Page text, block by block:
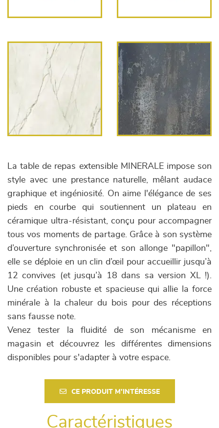
La table de repas extensible MINERALE impose son
style avec une prestance naturelle, mêlant audace
graphique et ingéniosité. On aime l'élégance de ses
pieds en courbe qui soutiennent un plateau en
céramique ultra-résistant, conçu pour accompagner
tous vos moments de partage. Grâce à son système
d’ouverture synchronisée et son allonge "papillon",
elle se déploie en un clin d’œil pour accueillir jusqu’à
12 convives (et jusqu’à 18 dans sa version XL !).
Une création robuste et spacieuse qui allie la force
minérale à la chaleur du bois pour des réceptions
sans fausse note.
Venez tester la fluidité de son mécanisme en
magasin et découvrez les différentes dimensions
disponibles pour s'adapter à votre espace.
CE PRODUIT M'INTÉRESSE
Caractéristiques